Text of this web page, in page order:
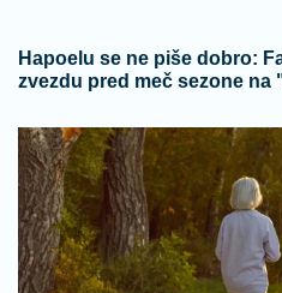
Hapoelu se ne piše dobro:
zvezdu pred meč sezone na